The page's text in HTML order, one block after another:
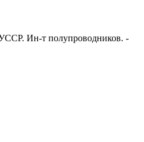
Ин-т полупроводников. -